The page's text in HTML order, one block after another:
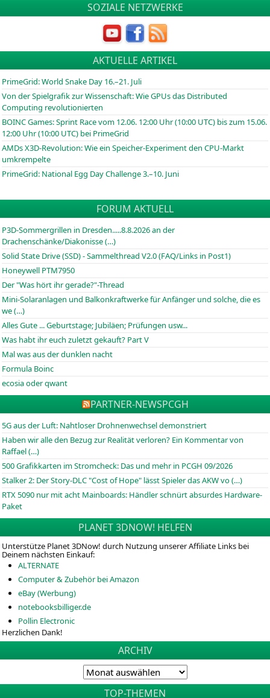
SOZIALE NETZWERKE
AKTUELLE ARTIKEL
PrimeGrid: World Snake Day 16.–21. Juli
Von der Spielgrafik zur Wissenschaft: Wie GPUs das Distributed
Computing revolutionierten
BOINCGames: Sprint Race vom 12.06. 12:00 Uhr (10:00 UTC) bis zum 15.06.
12:00 Uhr (10:00 UTC) bei PrimeGrid
AMDs X3D-Revolution: Wie ein Speicher-Experiment den CPU-Markt
umkrempelte
PrimeGrid: National Egg Day Challenge 3.–10. Juni
FORUM AKTUELL
P3D-Sommergrillen in Dresden.....8.8.2026 an der
Drachenschänke/Diakonisse (…)
Solid State Drive (SSD) - Sammelthread V2.0 (FAQ/Links in Post1)
Honeywell PTM7950
Der "Was hört ihr gerade?"-Thread
Mini-Solaranlagen und Balkonkraftwerke für Anfänger und solche, die es
we (…)
Alles Gute ... Geburtstage; Jubiläen; Prüfungen usw...
Was habt ihr euch zuletzt gekauft? Part V
Mal was aus der dunklen nacht
Formula Boinc
ecosia oder qwant
PARTNER-NEWSPCGH
5G aus der Luft: Nahtloser Drohnenwechsel demonstriert
Haben wir alle den Bezug zur Realität verloren? Ein Kommentar von
Raffael (…)
500 Grafikkarten im Stromcheck: Das und mehr in PCGH 09/2026
Stalker 2: Der Story-DLC "Cost of Hope" lässt Spieler das AKW vo (…)
RTX 5090 nur mit acht Mainboards: Händler schnürt absurdes Hardware-
Paket
PLANET 3DNOW! HELFEN
Unterstütze Planet 3DNow! durch Nutzung unserer Affiliate Links bei
Deinem nächsten Einkauf:
ALTERNATE
Computer & Zubehör bei Amazon
eBay (Werbung)
notebooksbilliger.de
Pollin Electronic
Herzlichen Dank!
ARCHIV
TOP-THEMEN